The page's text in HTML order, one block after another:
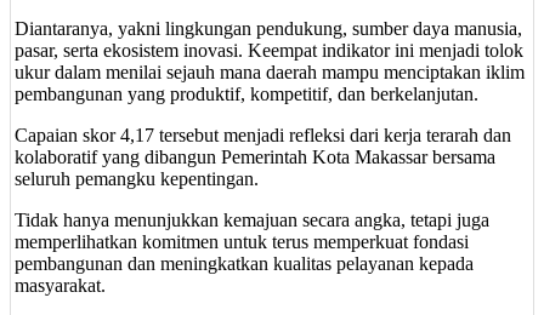
Diantaranya, yakni lingkungan pendukung, sumber daya manusia,
pasar, serta ekosistem inovasi. Keempat indikator ini menjadi tolok
ukur dalam menilai sejauh mana daerah mampu menciptakan iklim
pembangunan yang produktif, kompetitif, dan berkelanjutan.
Capaian skor 4,17 tersebut menjadi refleksi dari kerja terarah dan
kolaboratif yang dibangun Pemerintah Kota Makassar bersama
seluruh pemangku kepentingan.
Tidak hanya menunjukkan kemajuan secara angka, tetapi juga
memperlihatkan komitmen untuk terus memperkuat fondasi
pembangunan dan meningkatkan kualitas pelayanan kepada
masyarakat.